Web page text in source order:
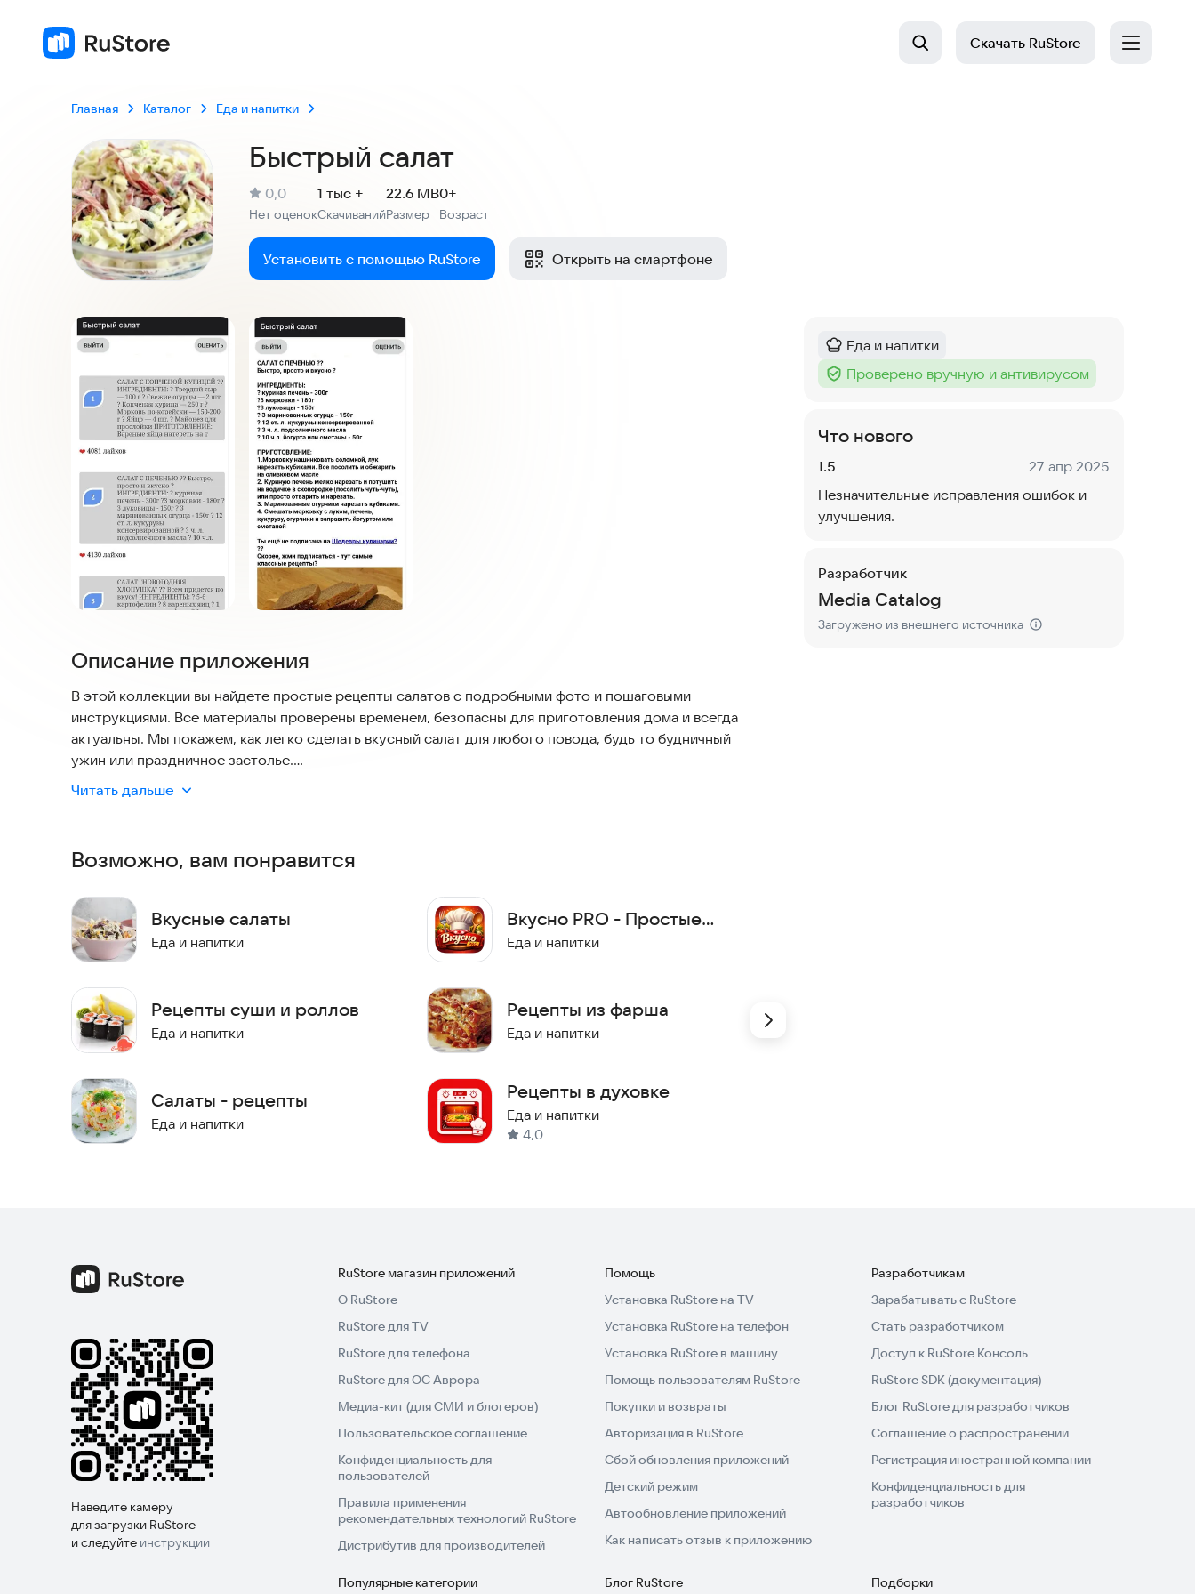
Скачать RuStore
Главная Каталог Еда и напитки
Быстрый салат
Рейтинг:
0,0
Нет оценокСкачиваний
1 тыс +
Размер
22.6 MB
Возраст
0+
Установить с помощью RuStore Открыть на смартфоне
Скриншоты
Описание приложения
В этой коллекции вы найдете простые рецепты салатов с подробными фото и пошаговыми
инструкциями. Все материалы проверены временем, безопасны для приготовления дома и всегда
актуальны. Мы покажем, как легко сделать вкусный салат для любого повода, будь то будничный
ужин или праздничное застолье.
Здесь собраны только лучшие варианты: от самых бюджетных до более изысканных, но все они
Читать дальше
Возможно, вам понравится
Вкусные салаты
Еда и напитки
Рецепты суши и роллов
Еда и напитки
Салаты - рецепты
Еда и напитки
Вкусно PRO - Простые
рецепты
Еда и напитки
Рецепты из фарша
Еда и напитки
Рецепты в духовке
Еда и напитки
4,0
Категория:
Еда и напитки
Тег :
Проверено вручную и антивирусом
Что нового
Версия:
1.5 Дата:
27 апр 2025
Незначительные исправления ошибок и
улучшения.
Разработчик
Media Catalog
Загружено из внешнего источника
Наведите камеру
для загрузки RuStore
и следуйте инструкции
RuStore магазин приложений
О RuStore
RuStore для TV
RuStore для телефона
RuStore для ОС Аврора
Медиа-кит (для СМИ и блогеров)
Пользовательское соглашение
Конфиденциальность для
пользователей
Правила применения
рекомендательных технологий RuStore
Дистрибутив для производителей
Помощь
Установка RuStore на TV
Установка RuStore на телефон
Установка RuStore в машину
Помощь пользователям RuStore
Покупки и возвраты
Авторизация в RuStore
Сбой обновления приложений
Детский режим
Автообновление приложений
Как написать отзыв к приложению
Разработчикам
Зарабатывать с RuStore
Стать разработчиком
Доступ к RuStore Консоль
RuStore SDK (документация)
Блог RuStore для разработчиков
Соглашение о распространении
Регистрация иностранной компании
Конфиденциальность для
разработчиков
Популярные категории Блог RuStore Подборки